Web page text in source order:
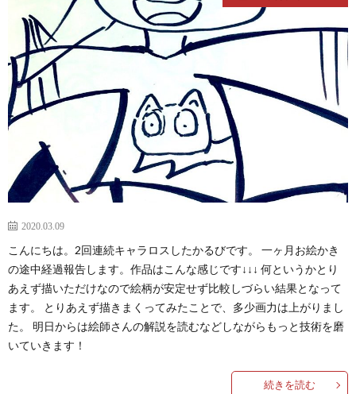
シ
ー
成
サ
イ
2020.03.09
こんにちは。2回連続キャラロスしたかるびです。 一ヶ月お絵かき
の途中経過報告します。作品はこんな感じです↓↓↓ 何というかとり
あえず描いただけなので絵柄が安定せず比較しづらい結果となって
ます。 とりあえず描きまくってみたことで、多少画力は上がりまし
た。 明日からは絵師さんの解説を読むなどしながらもっと技術を磨
いていきます！
続きを読む